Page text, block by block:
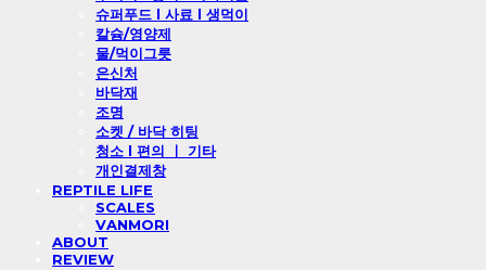
슈퍼푸드 l 사료 l 생먹이
칼슘/영양제
물/먹이그릇
은신처
바닥재
조명
소켓 / 바닥 히팅
청소 l 편의 ㅣ 기타
개인결제창
REPTILE LIFE
SCALES
VANMORI
ABOUT
REVIEW